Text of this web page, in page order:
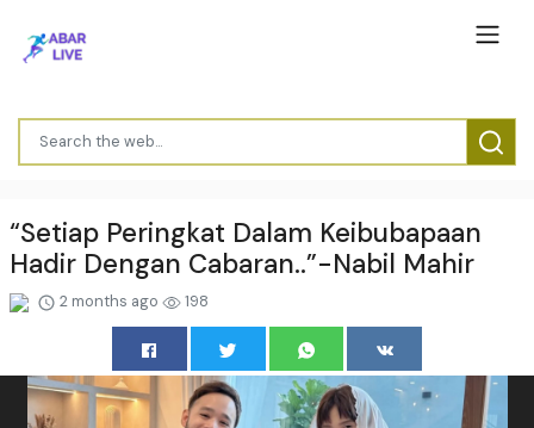
“Setiap Peringkat Dalam Keibubapaan
Hadir Dengan Cabaran..”-Nabil Mahir
2 months ago 198